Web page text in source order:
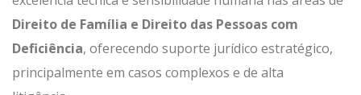
Direito de Família e Direito das Pessoas com
Deficiência, oferecendo suporte jurídico estratégico,
principalmente em casos complexos e de alta